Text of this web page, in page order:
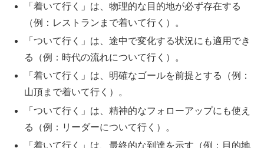
「着いて行く」は、物理的な目的地が必ず存在する
（例：レストランまで着いて行く）。
「ついて行く」は、途中で変化する状況にも適用でき
る（例：時代の流れについて行く）。
「着いて行く」は、明確なゴールを前提とする（例：
山頂まで着いて行く）。
「ついて行く」は、精神的なフォローアップにも使え
る（例：リーダーについて行く）。
「着いて行く」は、最終的な到達を示す（例：目的地